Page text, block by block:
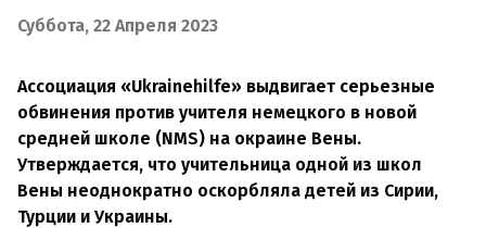
Суббота, 22 Апреля 2023
Ассоциация «Ukrainehilfe» выдвигает серьезные
обвинения против учителя немецкого в новой
средней школе (NMS) на окраине Вены.
Утверждается, что учительница одной из школ
Вены неоднократно оскорбляла детей из Сирии,
Турции и Украины.